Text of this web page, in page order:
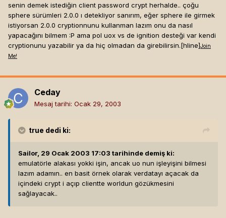
senin demek istediğin client password crypt herhalde.. çoğu
sphere sürümleri 2.0.0 ı detekliyor sanırım, eğer sphere ile girmek
istiyorsan 2.0.0 cryptionnunu kullanman lazım onu da nasıl
yapacağını bilmem :P ama pol uox vs de ignition desteği var kendi
cryptionunu yazabilir ya da hiç olmadan da girebilirsin.[hline]Join
Me!
Ceday
Mesaj tarihi: Ocak 29, 2003
true dedi ki:
Sailor, 29 Ocak 2003 17:03 tarihinde demiş ki:
emulatörle alakası yokki işin, ancak uo nun işleyişini bilmesi
lazım adamın.. en basit örnek olarak verdatayı açacak da
içindeki crypt i açıp clientte worldun gözükmesini
sağlayacak..